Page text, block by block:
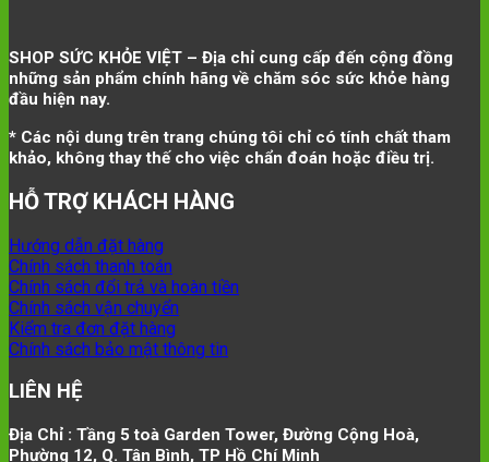
SHOP SỨC KHỎE VIỆT – Địa chỉ cung cấp đến cộng đồng
những sản phẩm chính hãng về chăm sóc sức khỏe hàng
đầu hiện nay.
* Các nội dung trên trang chúng tôi chỉ có tính chất tham
khảo, không thay thế cho việc chẩn đoán hoặc điều trị.
HỖ TRỢ KHÁCH HÀNG
Hướng dẫn đặt hàng
Chính sách thanh toán
Chính sách đổi trả và hoàn tiền
Chính sách vận chuyển
Kiểm tra đơn đặt hàng
Chính sách bảo mật thông tin
LIÊN HỆ
Địa Chỉ : Tầng 5 toà Garden Tower, Đường Cộng Hoà,
Phường 12, Q. Tân Bình, TP Hồ Chí Minh